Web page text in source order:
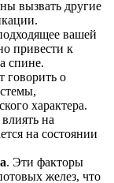
вызвать другие
вашей
привести к
спине.
говорить о
характера.
на
на состоянии
. Эти факторы
желез, что